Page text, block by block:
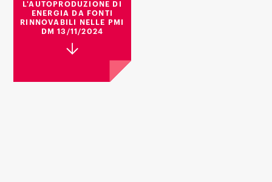
L'AUTOPRODUZIONE DI
ENERGIA DA FONTI
RINNOVABILI NELLE PMI
DM 13/11/2024